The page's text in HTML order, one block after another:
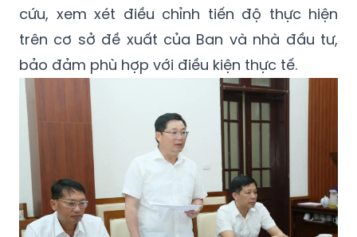
cứu, xem xét điều chỉnh tiến độ thực hiện
trên cơ sở đề xuất của Ban và nhà đầu tư,
bảo đảm phù hợp với điều kiện thực tế.